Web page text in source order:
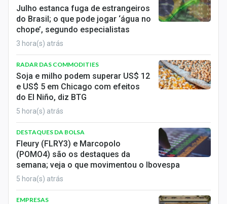
Economia
Empresas
Brasil
Política
Colunas
Especiais
Internacional
Marketing
Tecnologia
Julho estanca fuga de estrangeiros
do Brasil; o que pode jogar ‘água no
chope’, segundo especialistas
3 hora(s) atrás
RADAR DAS COMMODITIES
Soja e milho podem superar US$ 12
e US$ 5 em Chicago com efeitos
do El Niño, diz BTG
5 hora(s) atrás
DESTAQUES DA BOLSA
Fleury (FLRY3) e Marcopolo
(POMO4) são os destaques da
semana; veja o que movimentou o Ibovespa
5 hora(s) atrás
EMPRESAS